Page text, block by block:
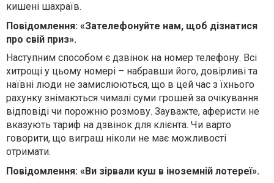
кишені шахраїв.
Повідомлення: «Зателефонуйте нам, щоб дізнатися
про свій приз».
Наступним способом є дзвінок на номер телефону. Всі
хитрощі у цьому номері – набравши його, довірливі та
наївні люди не замислюються, що в цей час з їхнього
рахунку знімаються чималі суми грошей за очікування
відповіді чи порожню розмову. Зауважте, аферисти не
вказують тариф на дзвінок для клієнта. Чи варто
говорити, що виграш ніколи не має можливості
отримати.
Повідомлення: «Ви зірвали куш в іноземній лотереї».